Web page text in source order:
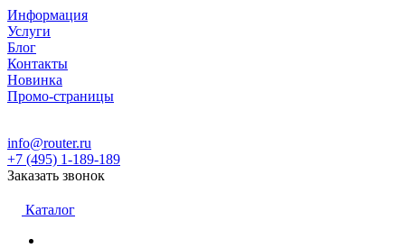
Информация
Услуги
Блог
Контакты
Новинка
Промо-страницы
info@router.ru
+7 (495) 1-189-189
Заказать звонок
Каталог